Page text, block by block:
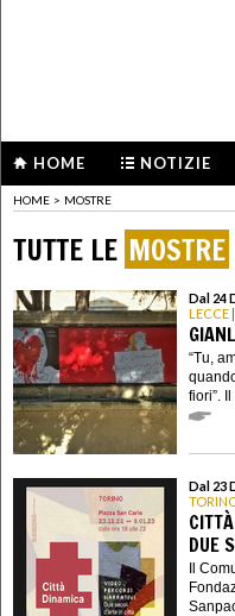
HOME NOTIZIE
HOME > MOSTRE
TUTTE LE MOSTRE
Dal 24
LECCE
“Tu,
fiori”. Il
Dal 23
DUE
Il